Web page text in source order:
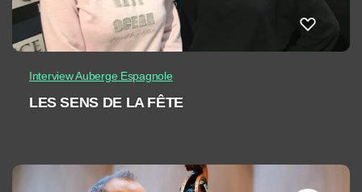
Interview Auberge Espagnole
LES SENS DE LA FÊTE